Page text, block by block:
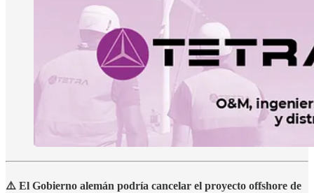
⚠️ El Gobierno alemán podría cancelar el proyecto offshore de